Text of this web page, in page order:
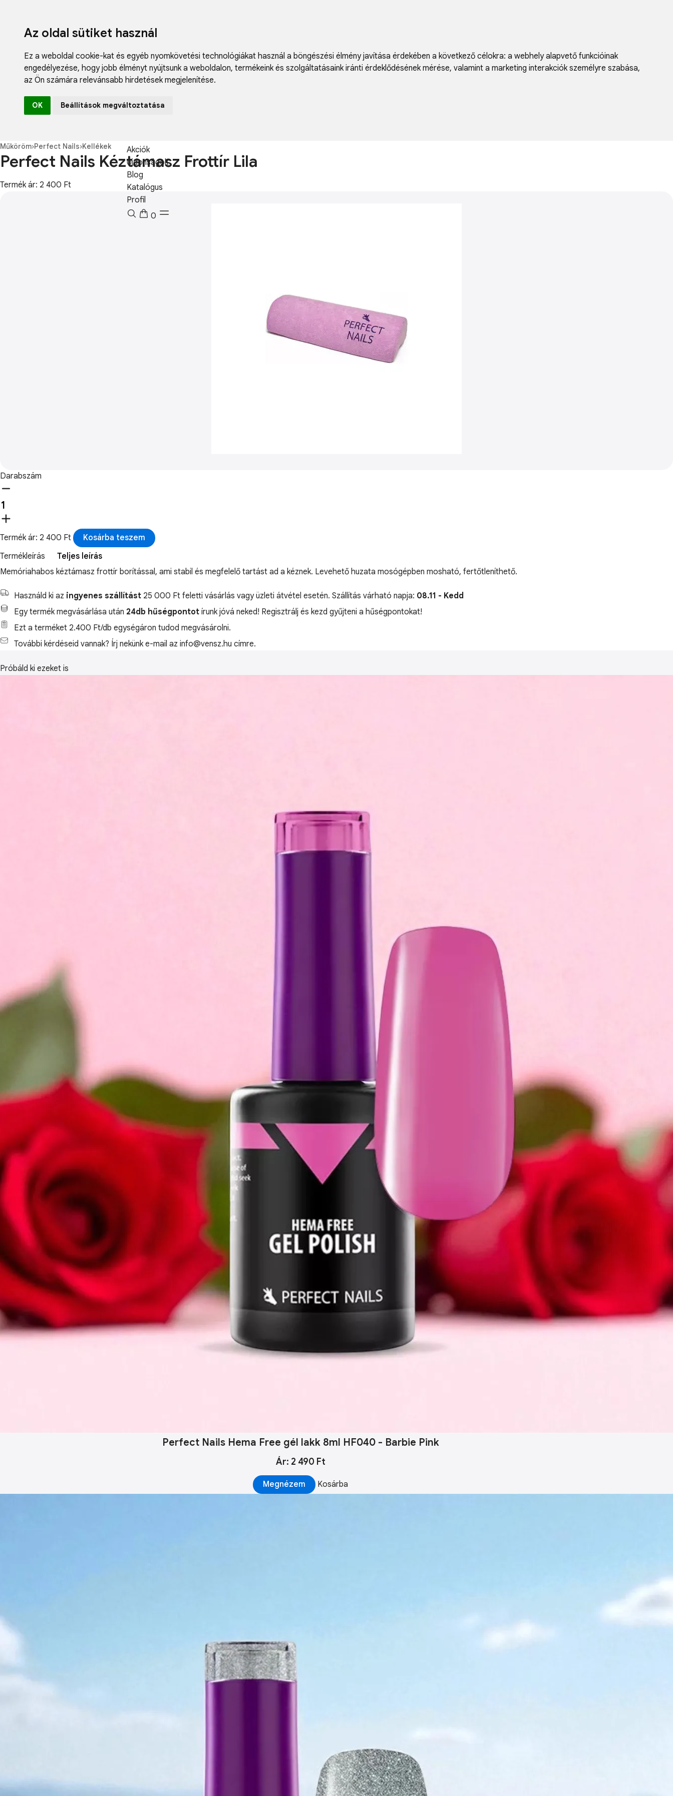
Az oldal sütiket használ
Ez a weboldal cookie-kat és egyéb nyomkövetési technológiákat használ a böngészési élmény javítása érdekében a következő célokra: a webhely alapvető funkcióinak
engedélyezése, hogy jobb élményt nyújtsunk a weboldalon, termékeink és szolgáltatásaink iránti érdeklődésének mérése, valamint a marketing interakciók személyre szabása,
az Ön számára relevánsabb hirdetések megjelenítése.
OK Beállítások megváltoztatása
Fodrászcikk
Akciók
Újdonságok
Blog
Katalógus
Profil
0
Műköröm›Perfect Nails›Kellékek
Perfect Nails Kéztámasz Frottír Lila
Termék ár: 2 400 Ft
Darabszám
Termék ár: 2 400 Ft
Kosárba teszem
Termékleírás
Teljes leírás
Memóriahabos kéztámasz frottír borítással, ami stabil és megfelelő tartást ad a kéznek. Levehető huzata mosógépben mosható, fertőtleníthető.
Használd ki az ingyenes szállítást 25 000 Ft feletti vásárlás vagy üzleti átvétel esetén. Szállítás várható napja: 08.11 - Kedd
Egy termék megvásárlása után 24db hűségpontot írunk jóvá neked! Regisztrálj és kezd gyűjteni a hűségpontokat!
Ezt a terméket 2.400 Ft/db egységáron tudod megvásárolni.
További kérdéseid vannak? Írj nekünk e-mail az info@vensz.hu címre.
Próbáld ki ezeket is
Perfect Nails Hema Free gél lakk 8ml HF040 - Barbie Pink
Ár: 2 490 Ft
Megnézem Kosárba